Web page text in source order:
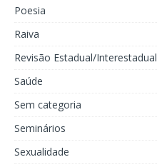
Poesia
Raiva
Revisão Estadual/Interestadual
Saúde
Sem categoria
Seminários
Sexualidade